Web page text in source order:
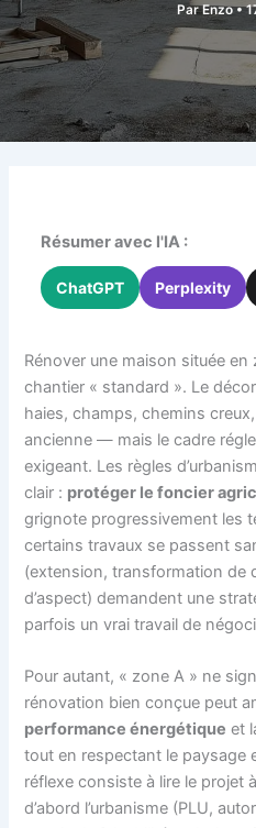
ParEnzo•
Résumer avec l'IA :
ChatGPT Perplexity
Rénover une maison située en
chantier « standard ». Le
haies, champs, chemins
ancienne — mais le cadre
exigeant. Les règles
clair : protéger le foncier
grignote progressivement les
certains travaux se passent
(extension, transformation de
d’aspect) demandent une
parfois un vrai travail de
Pour autant, « zone A » ne
rénovation bien conçue peut
performance énergétique et
tout en respectant le paysage
réflexe consiste à lire le projet
d’abord l’urbanisme (PLU,